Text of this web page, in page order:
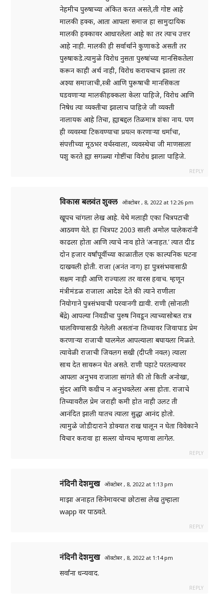
नेहमीच पुरुषाच्या अंकित करत असते,ती गोष्ट आहे
मालकी हक्क, आता आपला समाज हा सामुदायिक
मालकी हक्कावर आधारलेला आहे का तर त्याच उत्तर
आहे नाही. मालकी ही सर्वार्थाने कुणाकडे असती तर
पुरुषाकडे.त्यामुळे विरोध नुसता पुरुषांच्या मानसिकतेला
करून काही अर्थ नाही, विरोध करायचाच झाला तर
अश्या समाजाची,स्त्री आणि पुरूषाची मानसिकता
घडवणार्‍या मालकीहक्कला केला पाहिजे, विरोध आणि
निषेध त्या व्यक्तीचा झालाच पाहिजे जी व्यक्ती
नालायक आहे तिचा, ह्याबद्दल तिळमात्र शंका नाय. पण
ही व्यवस्था टिकवण्याचा प्रयत्न करणार्‍या धर्माचा,
संपत्तीच्या मूठभर वर्चस्वाला, व्यवस्थेचा जी माणसाला
पशु करते ह्या सगळ्या गोष्टींचा विरोध झाला पाहिजे.
REPLY
विकास बलवंत शुक्ल ऑक्टोबर , 8, 2022 at 12:26 pm
खूपच चांगला लेख आहे. येथे मलाही एका चित्रपटाची
आठवण येते. हा चित्रपट 2003 साली अमोल पालेकरांनी
काढला होता आणि त्याचे नाव होते ‘अनाहत.’ त्यात दीड
दोन हजार वर्षांपूर्वीच्या काळातील एक काल्पनिक घटना
दाखवली होती. राजा (अनंत नाग) हा पुत्रसंभवासाठी
सक्षम नाही आणि राज्याला तर वारस हवाच. म्हणून
मंत्रीमंडळ राजाला आदेश देते की त्याने राणीला
नियोगाने पुत्रसंभवाची परवानगी द्यावी. राणी (सोनाली
बेंद्रे) आपल्या निवडीचा पुरुष निवडून त्याच्यासोबत रात्र
घालविण्यासाठी गेलेली असतांना तिच्यावर जिवापाड प्रेम
करणार्‍या राजाची घालमेल आपल्याला बघायला मिळते.
त्यावेळी राजाची जिवलग सखी (दीप्ती नवल) त्याला
साथ देत सावरून घेत असते. राणी पहाटे परतल्यावर
आपला अनुभव राजाला सांगते की तो किती अनोखा,
सुंंदर आणि कधीच न अनुभवलेला असा होता. राजाचे
तिच्यावरील प्रेम जराही कमी होत नाही उलट ती
आनंदित झाली यातच त्याला सुद्धा आनंद होतो.
त्यामुळे जोडीदाराने डोक्यात राख घालून न घेता विवेकाने
विचार करावा हा सल्ला योग्यच म्हणावा लागेल.
REPLY
नंदिनी देशमुख ऑक्टोबर , 8, 2022 at 1:13 pm
माझा अनाहत सिनेमावरचा छोटासा लेख तुम्हाला
wapp वर पाठवते.
REPLY
नंदिनी देशमुख ऑक्टोबर , 8, 2022 at 1:14 pm
सर्वांना धन्यवाद.
REPLY